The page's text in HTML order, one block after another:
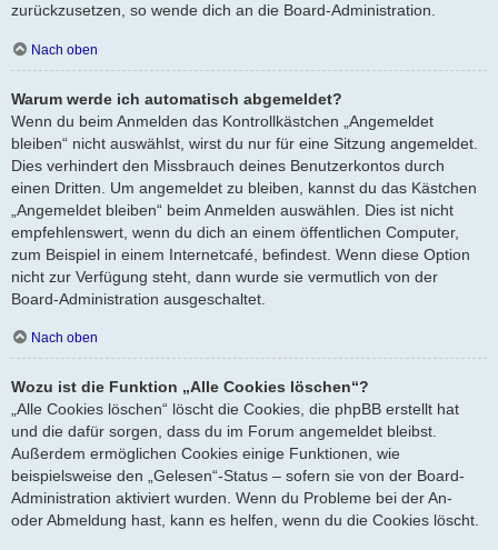
zurückzusetzen, so wende dich an die Board-Administration.
Nach oben
Warum werde ich automatisch abgemeldet?
Wenn du beim Anmelden das Kontrollkästchen „Angemeldet
bleiben“ nicht auswählst, wirst du nur für eine Sitzung angemeldet.
Dies verhindert den Missbrauch deines Benutzerkontos durch
einen Dritten. Um angemeldet zu bleiben, kannst du das Kästchen
„Angemeldet bleiben“ beim Anmelden auswählen. Dies ist nicht
empfehlenswert, wenn du dich an einem öffentlichen Computer,
zum Beispiel in einem Internetcafé, befindest. Wenn diese Option
nicht zur Verfügung steht, dann wurde sie vermutlich von der
Board-Administration ausgeschaltet.
Nach oben
Wozu ist die Funktion „Alle Cookies löschen“?
„Alle Cookies löschen“ löscht die Cookies, die phpBB erstellt hat
und die dafür sorgen, dass du im Forum angemeldet bleibst.
Außerdem ermöglichen Cookies einige Funktionen, wie
beispielsweise den „Gelesen“-Status – sofern sie von der Board-
Administration aktiviert wurden. Wenn du Probleme bei der An-
oder Abmeldung hast, kann es helfen, wenn du die Cookies löscht.